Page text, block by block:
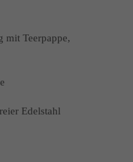
mit Teerpappe,
Edelstahl